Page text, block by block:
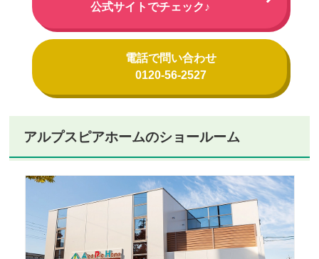
公式サイトでチェック♪
電話で問い合わせ
0120-56-2527
アルプスピアホームのショールーム